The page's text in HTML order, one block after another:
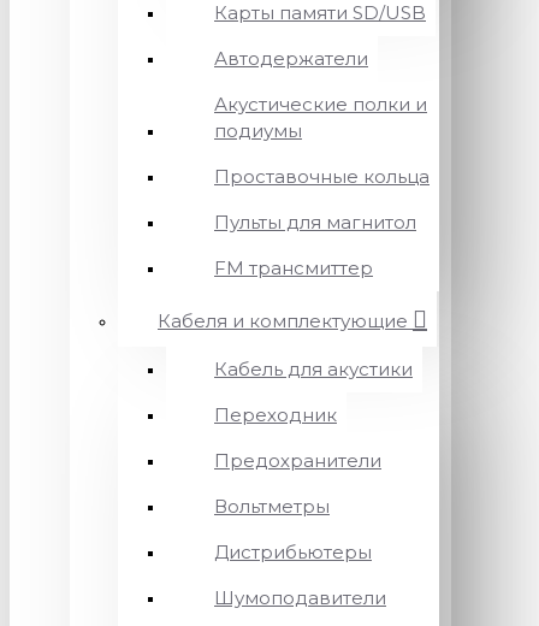
Карты памяти SD/USB
Автодержатели
Акустические полки и
подиумы
Проставочные кольца
Пульты для магнитол
FM трансмиттер
Кабеля и комплектующие
Кабель для акустики
Переходник
Предохранители
Вольтметры
Дистрибьютеры
Шумоподавители